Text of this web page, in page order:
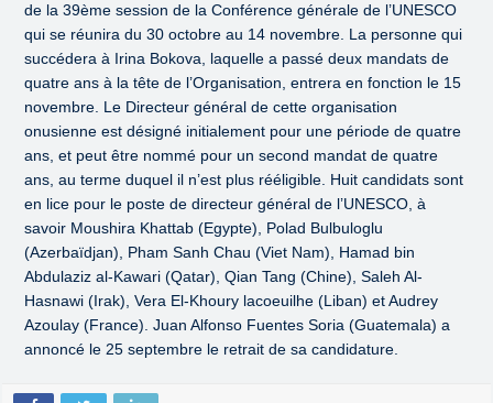
de la 39ème session de la Conférence générale de l’UNESCO
qui se réunira du 30 octobre au 14 novembre. La personne qui
succédera à Irina Bokova, laquelle a passé deux mandats de
quatre ans à la tête de l’Organisation, entrera en fonction le 15
novembre. Le Directeur général de cette organisation
onusienne est désigné initialement pour une période de quatre
ans, et peut être nommé pour un second mandat de quatre
ans, au terme duquel il n’est plus rééligible. Huit candidats sont
en lice pour le poste de directeur général de l’UNESCO, à
savoir Moushira Khattab (Egypte), Polad Bulbuloglu
(Azerbaïdjan), Pham Sanh Chau (Viet Nam), Hamad bin
Abdulaziz al-Kawari (Qatar), Qian Tang (Chine), Saleh Al-
Hasnawi (Irak), Vera El-Khoury lacoeuilhe (Liban) et Audrey
Azoulay (France). Juan Alfonso Fuentes Soria (Guatemala) a
annoncé le 25 septembre le retrait de sa candidature.